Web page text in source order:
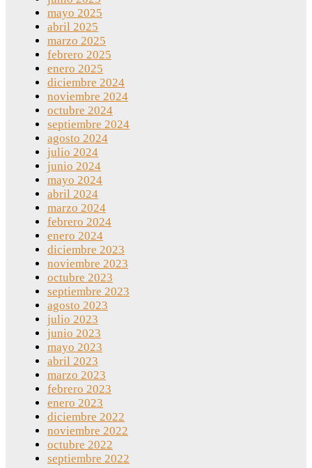
mayo 2025
abril 2025
marzo 2025
febrero 2025
enero 2025
diciembre 2024
noviembre 2024
octubre 2024
septiembre 2024
agosto 2024
julio 2024
junio 2024
mayo 2024
abril 2024
marzo 2024
febrero 2024
enero 2024
diciembre 2023
noviembre 2023
octubre 2023
septiembre 2023
agosto 2023
julio 2023
junio 2023
mayo 2023
abril 2023
marzo 2023
febrero 2023
enero 2023
diciembre 2022
noviembre 2022
octubre 2022
septiembre 2022